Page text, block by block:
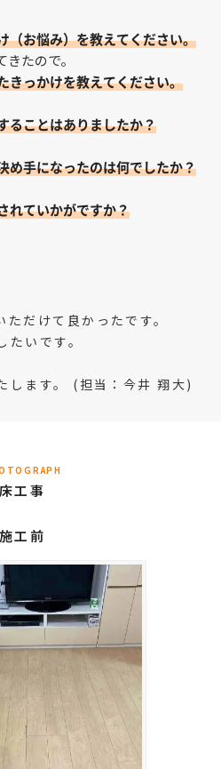
お悩み）を教えてください。
たので。
っかけを教えてください。
ことはありましたか？
手になったのは何でしたか？
ていかがですか？
だけて良かったです。
いです。
します。 (担当：今井 翔大)
床工事
施工前